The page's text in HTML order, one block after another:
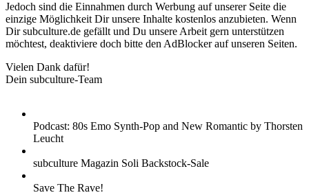
Jedoch sind die Einnahmen durch Werbung auf unserer Seite die
einzige Möglichkeit Dir unsere Inhalte kostenlos anzubieten. Wenn
Dir subculture.de gefällt und Du unsere Arbeit gern unterstützen
möchtest, deaktiviere doch bitte den AdBlocker auf unseren Seiten.
Vielen Dank dafür!
Dein subculture-Team
Podcast: 80s Emo Synth-Pop and New Romantic by Thorsten
Leucht
subculture Magazin Soli Backstock-Sale
Save The Rave!